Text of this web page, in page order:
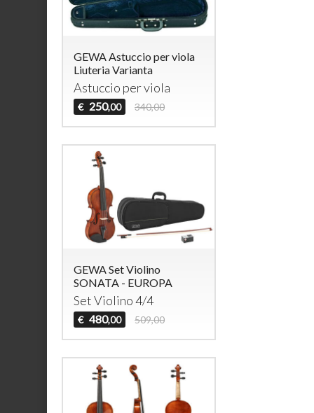
GEWA Astuccio per viola
Liuteria Varianta
Astuccio per viola
€ 250,00 340,00
GEWA Set Violino
SONATA - EUROPA
Set Violino 4/4
€ 480,00 509,00